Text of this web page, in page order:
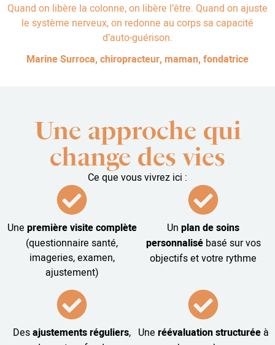
Quand on libère la colonne, on libère l’être. Quand on ajuste
le système nerveux, on redonne au corps sa capacité
d’auto-guérison.
Marine Surroca, chiropracteur, maman, fondatrice
Une approche qui
change des vies
Ce que vous vivrez ici :
Une première visite complète
(questionnaire santé,
imageries, examen,
ajustement)
Un plan de soins
personnalisébasé sur vos
objectifs et votre rythme
Desajustements réguliers, Une réévaluation structuréeà